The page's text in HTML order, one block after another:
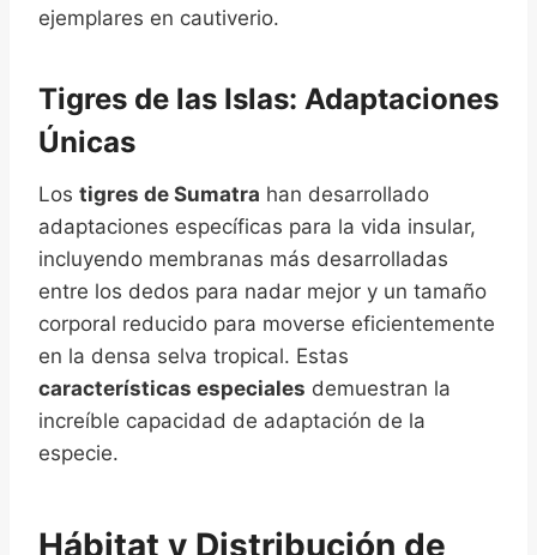
ejemplares en cautiverio.
Tigres de las Islas: Adaptaciones
Únicas
Los tigres de Sumatra han desarrollado
adaptaciones específicas para la vida insular,
incluyendo membranas más desarrolladas
entre los dedos para nadar mejor y un tamaño
corporal reducido para moverse eficientemente
en la densa selva tropical. Estas
características especiales demuestran la
increíble capacidad de adaptación de la
especie.
Hábitat y Distribución de